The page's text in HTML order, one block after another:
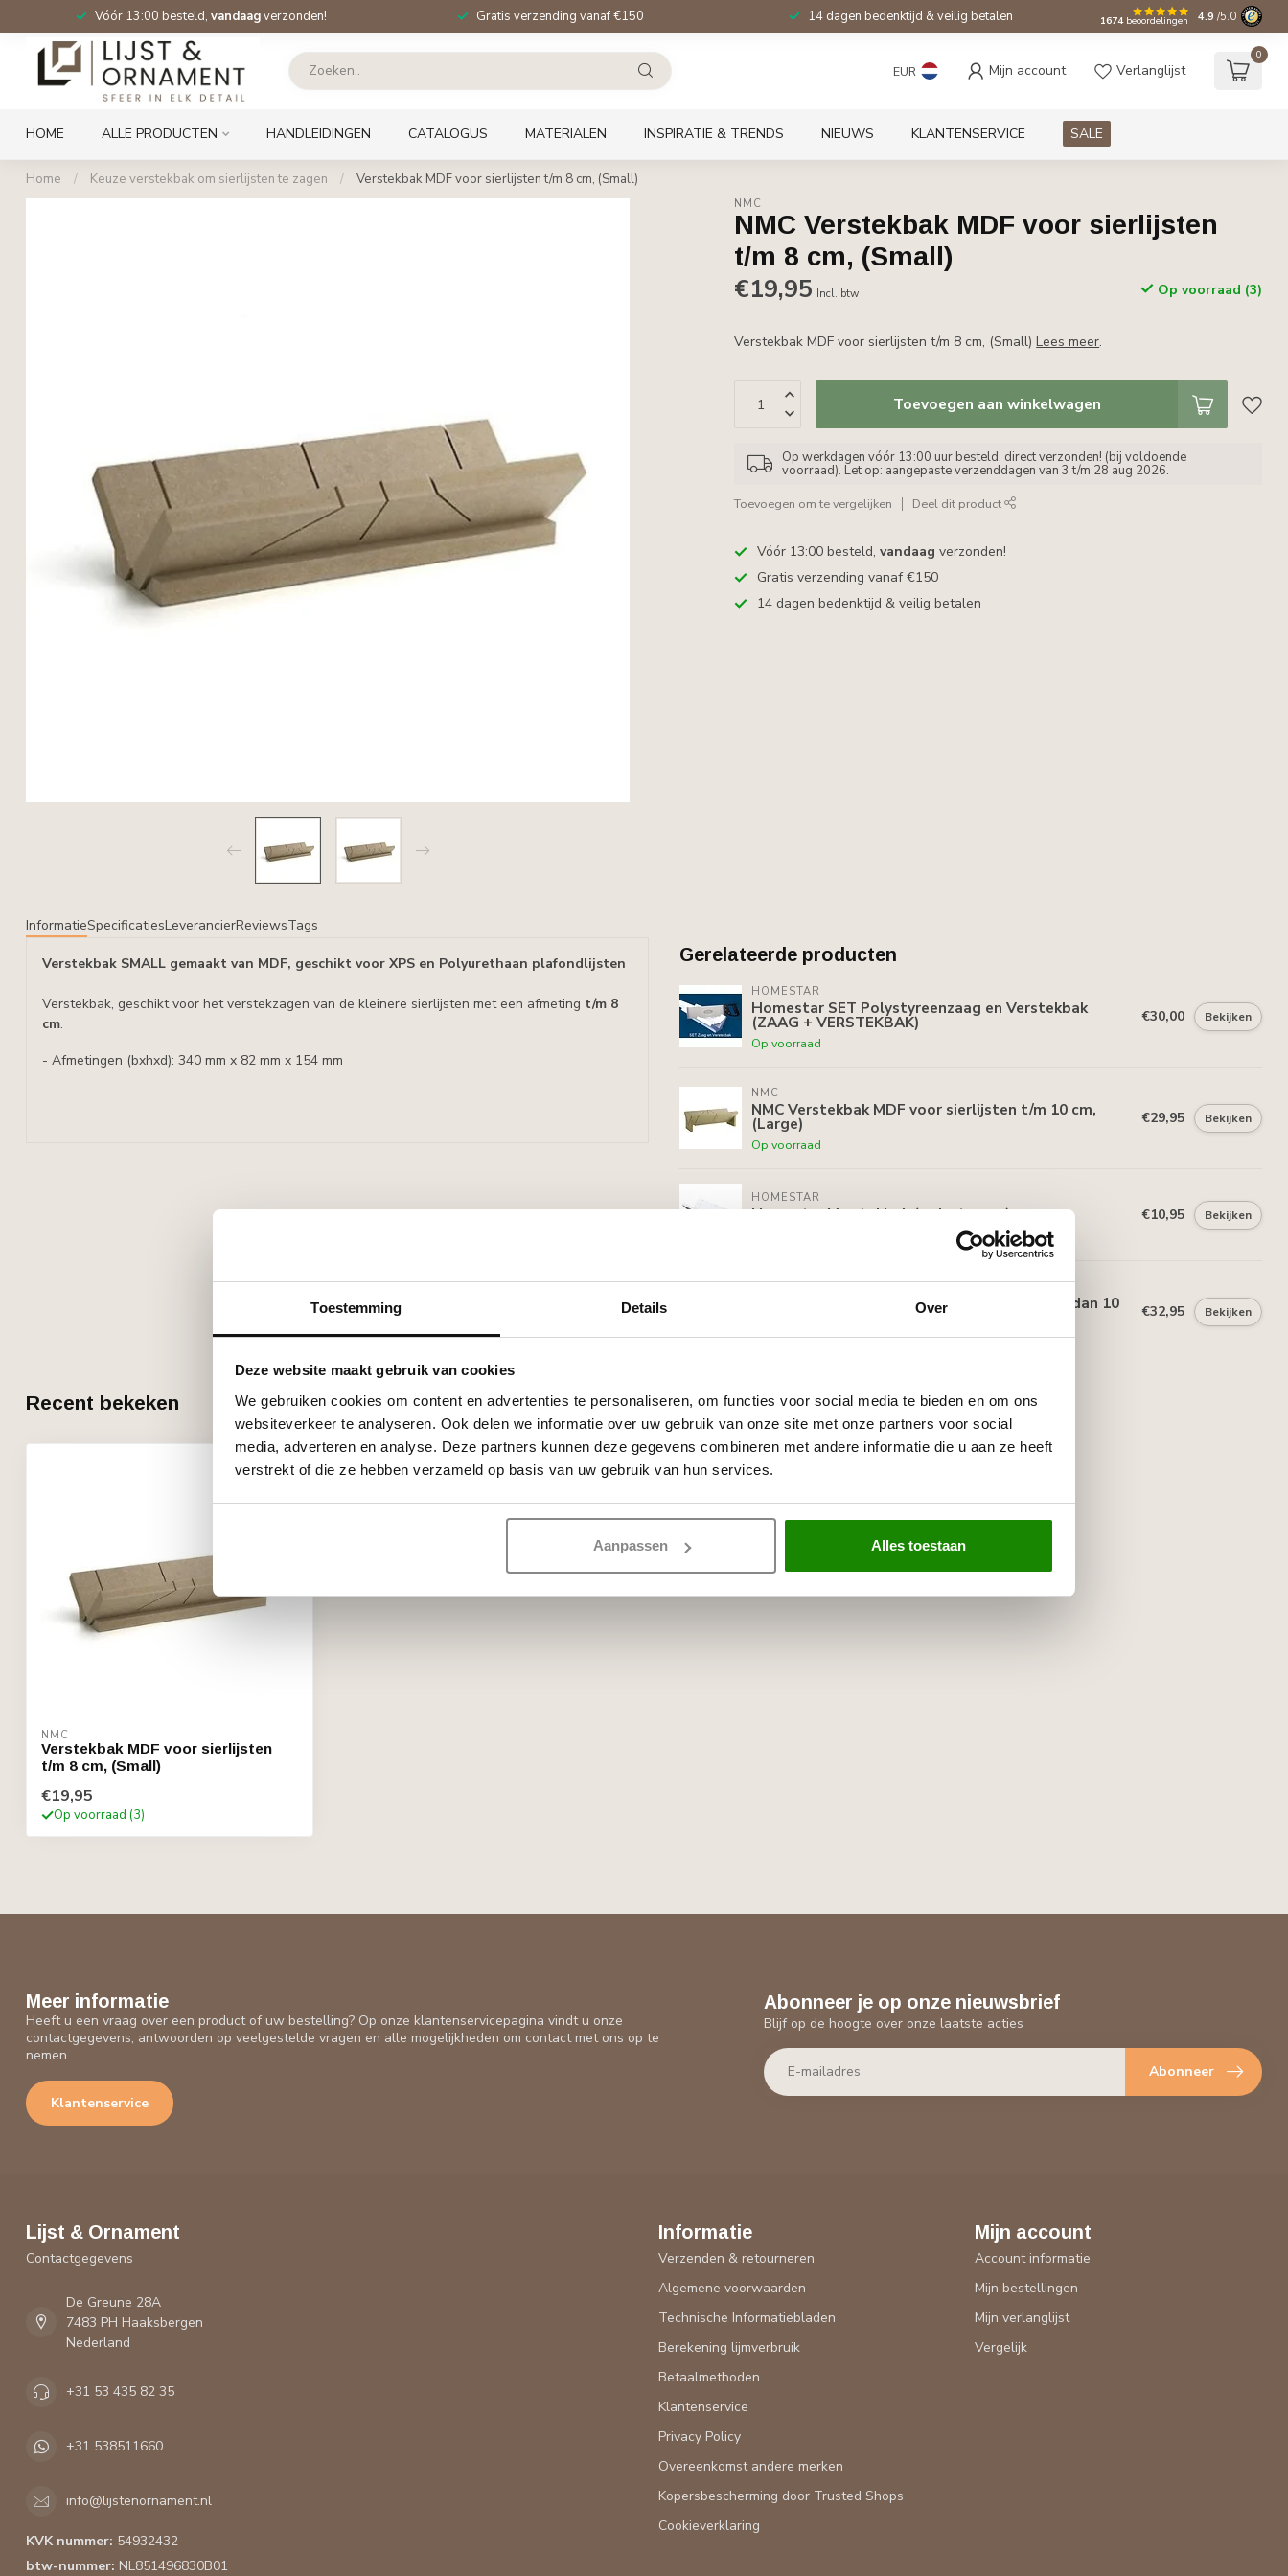
Toestemming Details Over
Deze website maakt gebruik van cookies
We gebruiken cookies om content en advertenties te personaliseren, om functies voor social media te bieden en om ons
websiteverkeer te analyseren. Ook delen we informatie over uw gebruik van onze site met onze partners voor social
media, adverteren en analyse. Deze partners kunnen deze gegevens combineren met andere informatie die u aan ze heeft
verstrekt of die ze hebben verzameld op basis van uw gebruik van hun services.
Aanpassen Alles toestaan
Vóór 13:00 besteld, vandaagverzonden! Gratis verzending vanaf €150 14 dagen bedenktijd & veilig betalen 1674beoordelingen 4.9 /5.0
EUR Mijn account Verlanglijst
0
HOME ALLE PRODUCTEN HANDLEIDINGEN CATALOGUS MATERIALEN INSPIRATIE & TRENDS NIEUWS KLANTENSERVICE SALE
Home / Keuze verstekbak om sierlijsten te zagen / Verstekbak MDF voor sierlijsten t/m 8 cm, (Small)
NMC
NMC Verstekbak MDF voor sierlijsten
t/m 8 cm, (Small)
€19,95 Incl. btw Op voorraad (3)
Verstekbak MDF voor sierlijsten t/m 8 cm, (Small)Lees meer.
Toevoegen aan winkelwagen
Op werkdagen vóór 13:00 uur besteld, direct verzonden! (bij voldoende
voorraad). Let op: aangepaste verzenddagen van 3 t/m 28 aug 2026.
Toevoegen om te vergelijken Deel dit product
Vóór 13:00 besteld,vandaag verzonden!
Gratis verzending vanaf €150
14 dagen bedenktijd & veilig betalen
InformatieSpecificatiesLeverancierReviewsTags
Verstekbak SMALL gemaakt van MDF, geschikt voor XPS en Polyurethaan plafondlijsten
Verstekbak, geschikt voor het verstekzagen van de kleinere sierlijsten met een afmeting t/m 8
cm.
- Afmetingen (bxhxd): 340 mm x 82 mm x 154 mm
Gerelateerde producten
HOMESTAR
Homestar SET Polystyreenzaag en Verstekbak
(ZAAG + VERSTEKBAK)
Op voorraad
€30,00 Bekijken
NMC
NMC Verstekbak MDF voor sierlijsten t/m 10 cm,
(Large)
Op voorraad
€29,95 Bekijken
HOMESTAR
Homestar Verstekbak (polystyreen) €10,95 Bekijken
NMC
NMC Verstekbak MDF voor sierlijsten groter dan 10
Op voorraad
€32,95 Bekijken
Recent bekeken
NMC
Verstekbak MDF voor sierlijsten
t/m 8 cm, (Small)
€19,95
Op voorraad (3)
Meer informatie
Heeft u een vraag over een product of uw bestelling? Op onze klantenservicepagina vindt u onze
contactgegevens, antwoorden op veelgestelde vragen en alle mogelijkheden om contact met ons op te
nemen.
Klantenservice
Abonneer je op onze nieuwsbrief
Blijf op de hoogte over onze laatste acties
Abonneer
Lijst & Ornament
Contactgegevens
De Greune 28A
7483 PH Haaksbergen
Nederland
+31 53 435 82 35
+31 538511660
info@lijstenornament.nl
KVK nummer: 54932432
btw-nummer: NL851496830B01
Informatie
Verzenden & retourneren
Algemene voorwaarden
Technische Informatiebladen
Berekening lijmverbruik
Betaalmethoden
Klantenservice
Privacy Policy
Overeenkomst andere merken
Kopersbescherming door Trusted Shops
Cookieverklaring
Mijn account
Account informatie
Mijn bestellingen
Mijn verlanglijst
Vergelijk